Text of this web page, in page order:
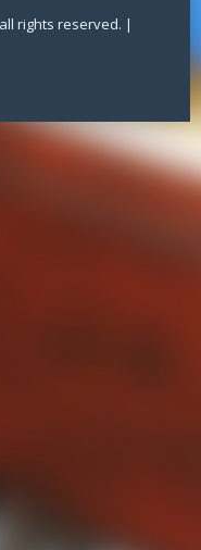
rights reserved. |